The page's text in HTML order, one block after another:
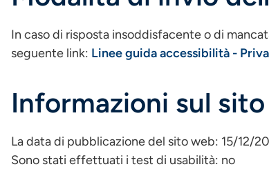
In caso di risposta insoddisfacente o di
seguente link: Linee guida accessibilità -
Informazioni sul
La data di pubblicazione del sito web: 15/12/
Sono stati effettuati i test di usabilità: no